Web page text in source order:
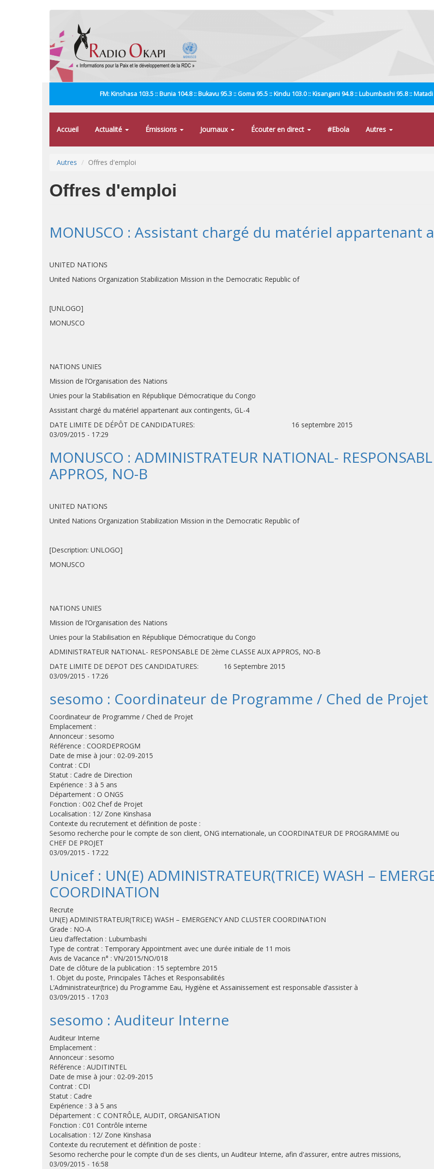
FM: Kinshasa 103.5 :: Bunia 104.8 :: Bukavu 95.3 :: Goma 95.5 :: Kindu 103.0 :: Kisangani 94.8 :: Lubumbashi 95.8 ::
Accueil Actualité Émissions Journaux Écouter en direct #Ebola Autres
Autres Offres d'emploi
Offres d'emploi
MONUSCO : Assistant chargé du matériel appartenant
UNITED NATIONS
United Nations Organization Stabilization Mission in the Democratic
[UNLOGO]
MONUSCO
NATIONS UNIES
Mission de l’Organisation des Nations
Unies pour la Stabilisation en République Démocratique du Congo
Assistant chargé du matériel appartenant aux contingents, GL-4
DATE LIMITE DE DÉPÔT DE CANDIDATURES: 16 septembre 2015
03/09/2015 - 17:29
MONUSCO : ADMINISTRATEUR NATIONAL-
APPROS, NO-B
UNITED NATIONS
United Nations Organization Stabilization Mission in the Democratic
[Description: UNLOGO]
MONUSCO
NATIONS UNIES
Mission de l’Organisation des Nations
Unies pour la Stabilisation en République Démocratique du Congo
ADMINISTRATEUR NATIONAL- RESPONSABLE DE 2ème CLASSE AUX APPROS, NO-B
DATE LIMITE DE DEPOT DES CANDIDATURES: 16 Septembre 2015
03/09/2015 - 17:26
sesomo : Coordinateur de Programme / Ched de Projet
Coordinateur de Programme / Ched de Projet
Emplacement :
Annonceur : sesomo
Référence : COORDEPROGM
Date de mise à jour : 02-09-2015
Contrat : CDI
Statut : Cadre de Direction
Expérience : 3 à 5 ans
Département : O ONGS
Fonction : O02 Chef de Projet
Localisation : 12/ Zone Kinshasa
Contexte du recrutement et définition de poste :
Sesomo recherche pour le compte de son client, ONG internationale, un COORDINATEUR DE PROGRAMME ou
CHEF DE PROJET
03/09/2015 - 17:22
Unicef : UN(E) ADMINISTRATEUR(TRICE) WASH –
COORDINATION
Recrute
UN(E) ADMINISTRATEUR(TRICE) WASH – EMERGENCY AND CLUSTER COORDINATION
Grade : NO-A
Lieu d’affectation : Lubumbashi
Type de contrat : Temporary Appointment avec une durée initiale de 11 mois
Avis de Vacance n° : VN/2015/NO/018
Date de clôture de la publication : 15 septembre 2015
1. Objet du poste, Principales Tâches et Responsabilités
L’Administrateur(trice) du Programme Eau, Hygiène et Assainissement est responsable d’assister à
03/09/2015 - 17:03
sesomo : Auditeur Interne
Auditeur Interne
Emplacement :
Annonceur : sesomo
Référence : AUDITINTEL
Date de mise à jour : 02-09-2015
Contrat : CDI
Statut : Cadre
Expérience : 3 à 5 ans
Département : C CONTRÔLE, AUDIT, ORGANISATION
Fonction : C01 Contrôle interne
Localisation : 12/ Zone Kinshasa
Contexte du recrutement et définition de poste :
Sesomo recherche pour le compte d'un de ses clients, un Auditeur Interne, afin d'assurer, entre autres missions,
03/09/2015 - 16:58